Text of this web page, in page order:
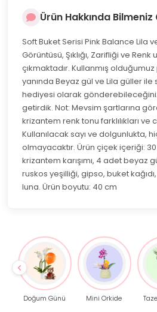
Ürün Hakkında
Soft Buket Serisi Pink Balance Lila
Görüntüsü, Şıklığı, Zarifliği ve
çıkmaktadır. Kullanmış
yanında Beyaz gül ve Lila güller
hediyesi olarak
getirdik. Not: Mevsim şartlarına
krizantem renk tonu farklılıkları ve
Kullanılacak sayı ve dolgunlukta,
olmayacaktır. Ürün çiçek içeriği:
krizantem karışımı, 4 adet beyaz
ruskos yeşilliği, gipso, buket
luna. Ürün boyutu: 40 cm
Doğum Günü Mini Orkide